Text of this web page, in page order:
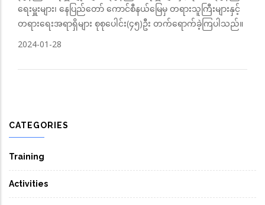
ရေးမှူးများ၊ နေပြည်တော် ကောင်စီနယ်မြေမှ တရားသူကြီးများနှင့်
တရားရေးအရာရှိများ စုစုပေါင်း(၄၅)ဦး တက်ရောက်ခဲ့ကြပါသည်။
2024-01-28
CATEGORIES
Training
Activities